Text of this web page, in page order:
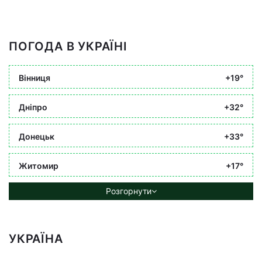
ПОГОДА В УКРАЇНІ
Вінниця +19°
Дніпро +32°
Донецьк +33°
Житомир +17°
Розгорнути
УКРАЇНА